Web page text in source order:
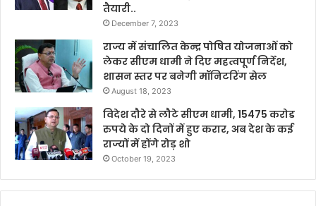
तैयारी..
December 7, 2023
राज्य में संचालित केन्द्र पोषित योजनाओं को
लेकर सीएम धामी ने दिए महत्वपूर्ण निर्देश,
शासन स्तर पर बनेगी मॉनिटरिंग सेल
August 18, 2023
विदेश दौरे से लौटे सीएम धामी, 15475 करोड
रुपये के दो दिनों में हुए करार, अब देश के कई
राज्यों में होंगे रोड़ शो
October 19, 2023